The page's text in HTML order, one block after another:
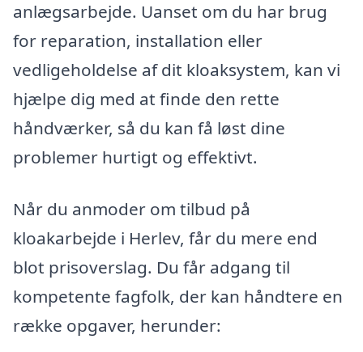
anlægsarbejde. Uanset om du har brug
for reparation, installation eller
vedligeholdelse af dit kloaksystem, kan vi
hjælpe dig med at finde den rette
håndværker, så du kan få løst dine
problemer hurtigt og effektivt.
Når du anmoder om tilbud på
kloakarbejde i Herlev, får du mere end
blot prisoverslag. Du får adgang til
kompetente fagfolk, der kan håndtere en
række opgaver, herunder: